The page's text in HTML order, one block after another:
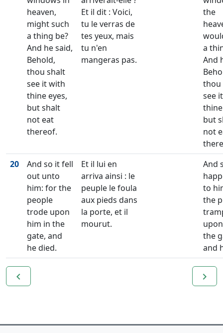
heaven,
might such
a thing be?
And he said,
Behold,
thou shalt
see it with
thine eyes,
but shalt
not eat
thereof.
Et il dit : Voici,
tu le verras de
tes yeux, mais
tu n'en
mangeras pas.
the
a
And
thou
see
but
not
20
And so it fell
out unto
him: for the
people
trode upon
him in the
gate, and
he died.
Et il lui en
arriva ainsi : le
peuple le foula
aux pieds dans
la porte, et il
mourut.
And
to
the
the
and
navigate_before navigate_next